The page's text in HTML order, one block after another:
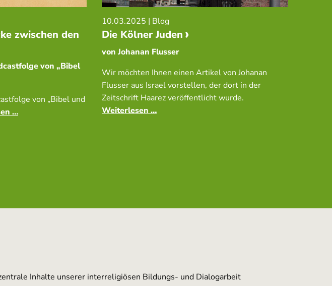
zwischen den
von „Bibel
von „Bibel und
…
10.03.2025 | Blog
Die Kölner Juden
von Johanan Flusser
Wir möchten Ihnen einen Artikel von Johanan
Flusser aus Israel vorstellen, der dort in der
Zeitschrift Haarez veröffentlicht wurde.
Weiterlesen …
Inhalte unserer interreligiösen Bildungs- und Dialogarbeit